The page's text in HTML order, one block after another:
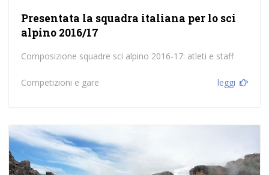
Presentata la squadra italiana per lo sci
alpino 2016/17
Composizione squadre sci alpino 2016-17: atleti e staff
Competizioni e gare leggi